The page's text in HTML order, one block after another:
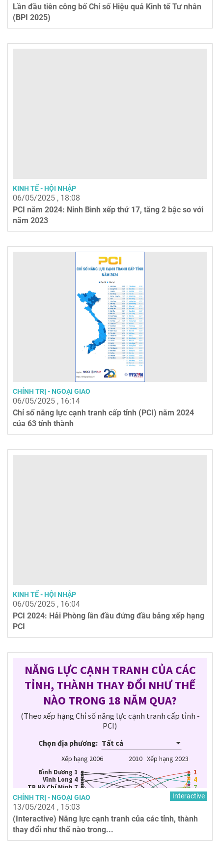
Lần đầu tiên công bố Chỉ số Hiệu quả Kinh tế Tư nhân
(BPI 2025)
KINH TẾ - HỘI NHẬP
06/05/2025 , 18:08
PCI năm 2024: Ninh Bình xếp thứ 17, tăng 2 bậc so với
năm 2023
CHÍNH TRỊ - NGOẠI GIAO
06/05/2025 , 16:14
Chỉ số năng lực cạnh tranh cấp tỉnh (PCI) năm 2024
của 63 tỉnh thành
KINH TẾ - HỘI NHẬP
06/05/2025 , 16:04
PCI 2024: Hải Phòng lần đầu đứng đầu bảng xếp hạng
PCI
CHÍNH TRỊ - NGOẠI GIAO Interactive
13/05/2024 , 15:03
(Interactive) Năng lực cạnh tranh của các tỉnh, thành
thay đổi như thế nào trong...